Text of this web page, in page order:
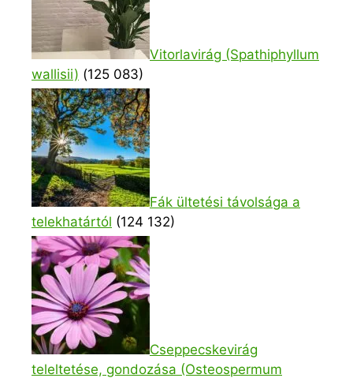
Vitorlavirág (Spathiphyllum
wallisii) (125 083)
Fák ültetési távolsága a
telekhatártól (124 132)
Cseppecskevirág
teleltetése, gondozása (Osteospermum